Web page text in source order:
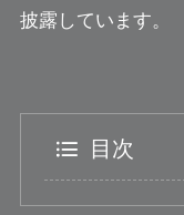
披露しています。
目次